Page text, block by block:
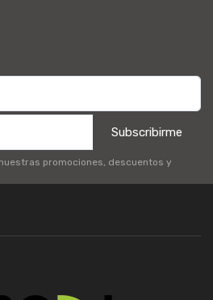
Subscribirme
promociones, descuentos y